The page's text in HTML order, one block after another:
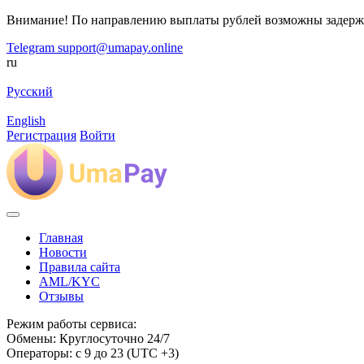
Внимание! По направлению выплаты рублей возможны
Telegram support@umapay.online
ru
Русский
English
Регистрация Войти
Главная
Новости
Правила сайта
AML/KYC
Отзывы
Режим работы сервиса:
Обмены: Круглосуточно 24/7
Операторы: с 9 до 23 (UTC +3)